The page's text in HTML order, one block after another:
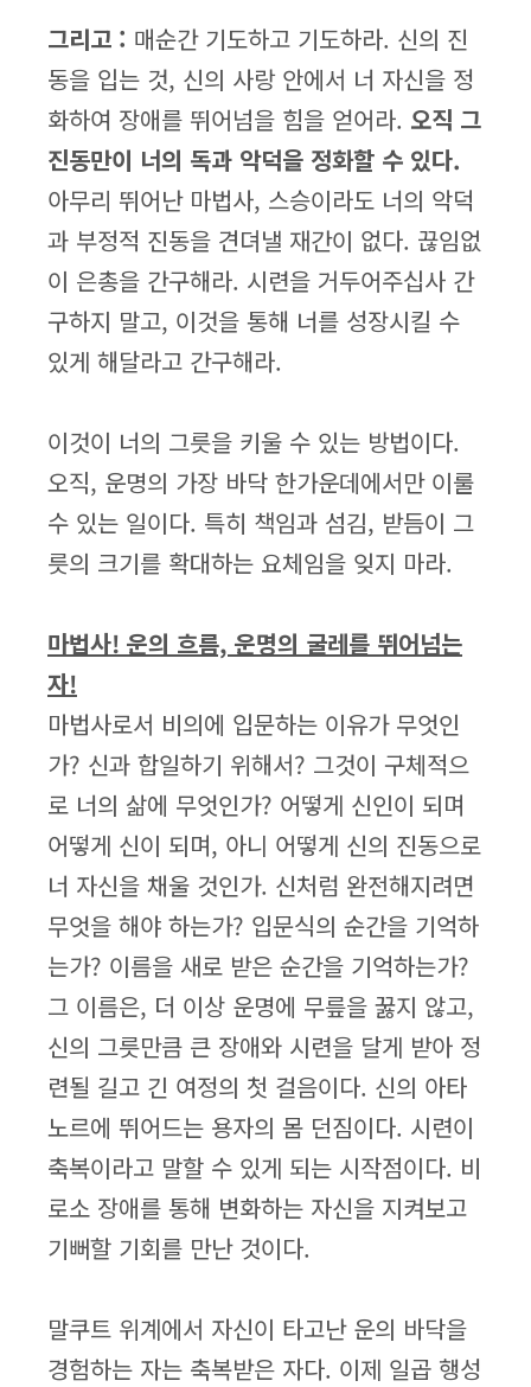
그리고 : 매순간 기도하고 기도하라. 신의 진
동을 입는 것, 신의 사랑 안에서 너 자신을 정
화하여 장애를 뛰어넘을 힘을 얻어라. 오직 그
진동만이 너의 독과 악덕을 정화할 수 있다.
아무리 뛰어난 마법사, 스승이라도 너의 악덕
과 부정적 진동을 견뎌낼 재간이 없다. 끊임없
이 은총을 간구해라. 시련을 거두어주십사 간
구하지 말고, 이것을 통해 너를 성장시킬 수
있게 해달라고 간구해라.
이것이 너의 그릇을 키울 수 있는 방법이다.
오직, 운명의 가장 바닥 한가운데에서만 이룰
수 있는 일이다. 특히 책임과 섬김, 받듬이 그
릇의 크기를 확대하는 요체임을 잊지 마라.
마법사! 운의 흐름, 운명의 굴레를 뛰어넘는
자!
마법사로서 비의에 입문하는 이유가 무엇인
가? 신과 합일하기 위해서? 그것이 구체적으
로 너의 삶에 무엇인가? 어떻게 신인이 되며
어떻게 신이 되며, 아니 어떻게 신의 진동으로
너 자신을 채울 것인가. 신처럼 완전해지려면
무엇을 해야 하는가? 입문식의 순간을 기억하
는가? 이름을 새로 받은 순간을 기억하는가?
그 이름은, 더 이상 운명에 무릎을 꿇지 않고,
신의 그릇만큼 큰 장애와 시련을 달게 받아 정
련될 길고 긴 여정의 첫 걸음이다. 신의 아타
노르에 뛰어드는 용자의 몸 던짐이다. 시련이
축복이라고 말할 수 있게 되는 시작점이다. 비
로소 장애를 통해 변화하는 자신을 지켜보고
기뻐할 기회를 만난 것이다.
말쿠트 위계에서 자신이 타고난 운의 바닥을
경험하는 자는 축복받은 자다. 이제 일곱 행성